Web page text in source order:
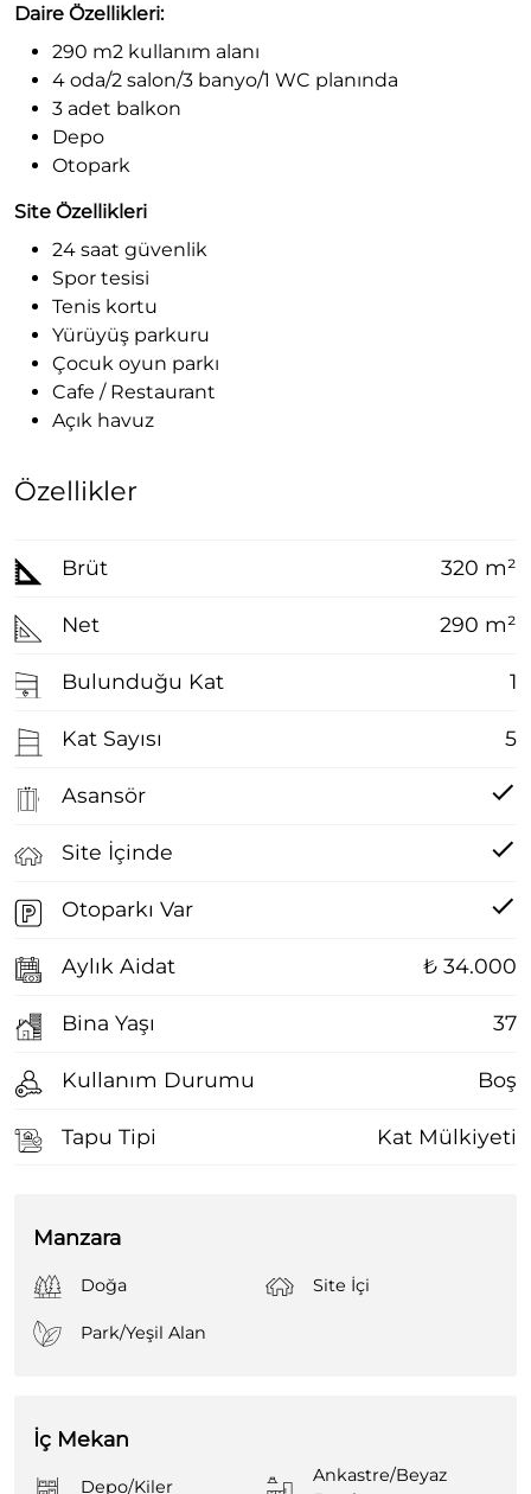
Daire Özellikleri:
290 m2 kullanım alanı
4 oda/2 salon/3 banyo/1 WC planında
3 adet balkon
Depo
Otopark
Site Özellikleri
24 saat güvenlik
Spor tesisi
Tenis kortu
Yürüyüş parkuru
Çocuk oyun parkı
Cafe / Restaurant
Açık havuz
Özellikler
Brüt 320 m²
Net 290 m²
Bulunduğu Kat 1
Kat Sayısı 5
Asansör
Site İçinde
Otoparkı Var
Aylık Aidat ₺ 34.000
Bina Yaşı 37
Kullanım Durumu Boş
Tapu Tipi Kat Mülkiyeti
Manzara
Doğa Site İçi
Park/Yeşil Alan
İç Mekan
Depo/Kiler
Ankastre/Beyaz